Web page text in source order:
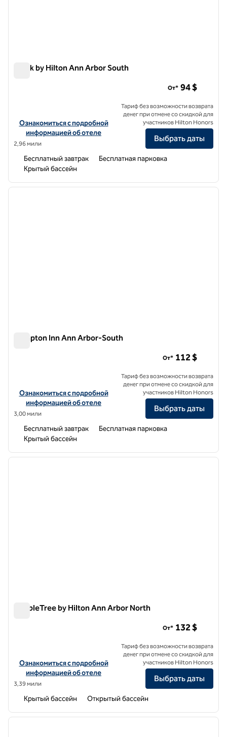
Spark by Hilton Ann Arbor South
Посмотреть информацию об отеле Spark by Hilton Ann Arbor
Ознакомиться с подробной
информацией об отеле
2,96 мили
От* 94 $
Тариф без возможности возврата
денег при отмене со скидкой для
участников Hilton Honors
Выбрать даты
Бесплатный завтрак
Бесплатная парковка
Крытый бассейн
1 из 12
Hampton Inn Ann Arbor-South
Посмотреть информацию об отеле Hampton Inn Ann Arbor-
Ознакомиться с подробной
информацией об отеле
3,00 мили
От* 112 $
Тариф без возможности возврата
денег при отмене со скидкой для
участников Hilton Honors
Выбрать даты
Бесплатный завтрак
Бесплатная парковка
Крытый бассейн
1 из 12
DoubleTree by Hilton Ann Arbor North
Посмотреть информацию об отеле DoubleTree by Hilton Ann
Ознакомиться с подробной
информацией об отеле
3,39 мили
От* 132 $
Тариф без возможности возврата
денег при отмене со скидкой для
участников Hilton Honors
Выбрать даты
Крытый бассейн Открытый бассейн
1 из 9